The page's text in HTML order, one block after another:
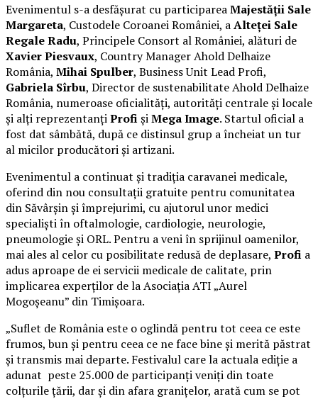
Evenimentul s-a desfășurat cu participareaMajestății Sale
Margareta, Custodele Coroanei României, aAlteței Sale
Regale Radu, Principele Consort al României, alături de
Xavier Piesvaux, Country Manager Ahold Delhaize
România, Mihai Spulber, Business Unit Lead Profi,
Gabriela Sîrbu, Director de sustenabilitate Ahold Delhaize
România, numeroase oficialități, autorități centrale și locale
și alți reprezentanțiProfișiMega Image. Startul oficial a
fost dat sâmbătă, după ce distinsul grup a încheiat un tur
al micilor producători și artizani.
Evenimentul a continuat și tradiția caravanei medicale,
oferind din nou consultații gratuite pentru comunitatea
din Săvârșin și împrejurimi, cu ajutorul unor medici
specialiști în oftalmologie, cardiologie, neurologie,
pneumologie și ORL. Pentru a veni în sprijinul oamenilor,
mai ales al celor cu posibilitate redusă de deplasare, Profi a
adus aproape de ei servicii medicale de calitate, prin
implicarea experților de la Asociația ATI „Aurel
Mogoșeanu” din Timișoara.
„Suflet de România este o oglindă pentru tot ceea ce este
frumos, bun și pentru ceea ce ne face bine și merită păstrat
și transmis mai departe. Festivalul care la actuala ediție a
adunat peste 25.000 de participanți veniți din toate
colțurile țării, dar și din afara granițelor, arată cum se pot